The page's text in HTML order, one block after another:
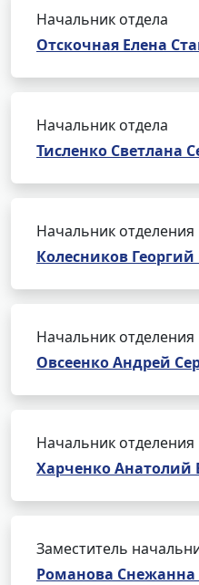
Начальник отдела
Отскочная Елена
Начальник отдела
Тисленко Светлана
Начальник отделения
Колесников
Начальник отделения
Овсеенко Андрей
Начальник отделения
Харченко Анатолий
Заместитель
Романова